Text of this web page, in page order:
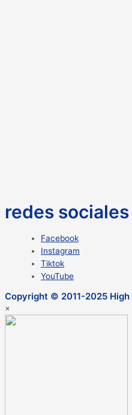
redes sociales
Facebook
Instagram
Tiktok
YouTube
Copyright © 2011-2025 High
×